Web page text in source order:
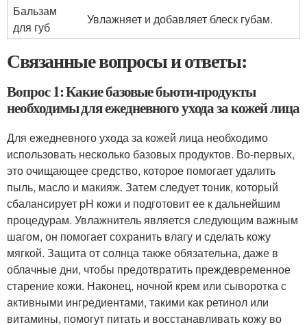
Бальзам
для губ
Увлажняет и добавляет блеск губам.
Связанные вопросы и ответы:
Вопрос 1: Какие базовые бьюти-продукты
необходимы для ежедневного ухода за кожей лица
Для ежедневного ухода за кожей лица необходимо
использовать несколько базовых продуктов. Во-первых,
это очищающее средство, которое помогает удалить
пыль, масло и макияж. Затем следует тоник, который
сбалансирует pH кожи и подготовит ее к дальнейшим
процедурам. Увлажнитель является следующим важным
шагом, он помогает сохранить влагу и сделать кожу
мягкой. Защита от солнца также обязательна, даже в
облачные дни, чтобы предотвратить преждевременное
старение кожи. Наконец, ночной крем или сыворотка с
активными ингредиентами, такими как ретинол или
витамины, помогут питать и восстанавливать кожу во